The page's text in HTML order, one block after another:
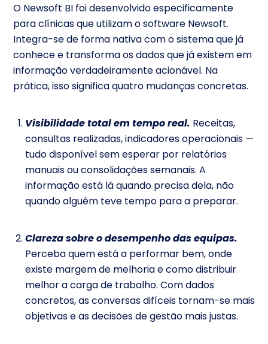
O Newsoft BI foi desenvolvido especificamente
para clínicas que utilizam o software Newsoft.
Integra-se de forma nativa com o sistema que já
conhece e transforma os dados que já existem em
informação verdadeiramente acionável. Na
prática, isso significa quatro mudanças concretas.
Visibilidade total em tempo real. Receitas,
consultas realizadas, indicadores operacionais —
tudo disponível sem esperar por relatórios
manuais ou consolidações semanais. A
informação está lá quando precisa dela, não
quando alguém teve tempo para a preparar.
Clareza sobre o desempenho das equipas.
Perceba quem está a performar bem, onde
existe margem de melhoria e como distribuir
melhor a carga de trabalho. Com dados
concretos, as conversas difíceis tornam-se mais
objetivas e as decisões de gestão mais justas.